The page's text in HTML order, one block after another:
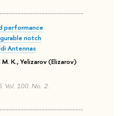
performance
notch
Antennas
K., Yelizarov (Elizarov)
Vol. 100. No. 2.